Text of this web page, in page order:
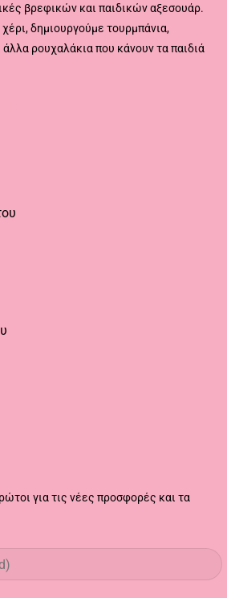
βρεφικών και παιδικών αξεσουάρ.
δημιουργούμε τουρμπάνια,
ρουχαλάκια που κάνουν τα παιδιά
για τις νέες προσφορές και τα